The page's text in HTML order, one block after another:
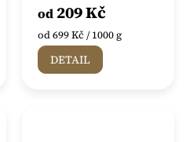
produktu
je
5,0
5
od 209 Kč
Měrná
cena:
od 699 Kč / 1000 g
DETAIL